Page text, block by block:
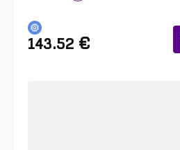
143.52 €